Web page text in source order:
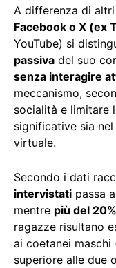
A differenza di
Facebook o X (ex
YouTube) si
passiva del suo
senza interagire
meccanismo,
socialità e limitare
significative sia
virtuale.
Secondo i dati
intervistati passa
mentre più del
ragazze risultano
ai coetanei maschi
superiore alle due